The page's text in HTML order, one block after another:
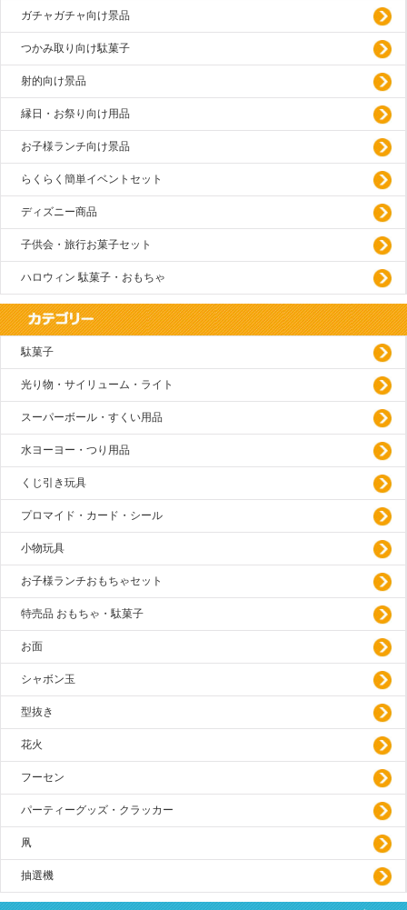
ガチャガチャ向け景品
つかみ取り向け駄菓子
射的向け景品
縁日・お祭り向け用品
お子様ランチ向け景品
らくらく簡単イベントセット
ディズニー商品
子供会・旅行お菓子セット
ハロウィン 駄菓子・おもちゃ
駄菓子
光り物・サイリューム・ライト
スーパーボール・すくい用品
水ヨーヨー・つり用品
くじ引き玩具
プロマイド・カード・シール
小物玩具
お子様ランチおもちゃセット
特売品 おもちゃ・駄菓子
お面
シャボン玉
型抜き
花火
フーセン
パーティーグッズ・クラッカー
凧
抽選機